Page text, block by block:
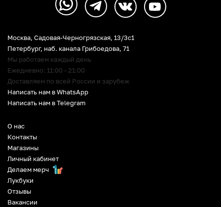
О нас
Контакты
Магазины
Личный кабинет
Делаем мерч
Лукбуки
Отзывы
Вакансии
Москва, Садовая-Черногрязская, 13/3c1
Петербург, наб. канала Грибоедова, 71
Мы работаем каждый день
Ежедневно: 11:00 - 21:00
Доставляем по всей России и зарубеж
Написать нам в WhatsApp
Написать нам в Telegram